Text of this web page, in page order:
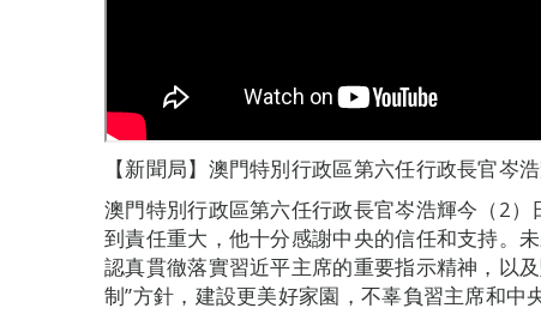
【新聞局】澳門特別行政區第六任行政長官岑
澳門特別行政區第六任行政長官岑浩輝今（2
到責任重大，他十分感謝中央的信任和支持。
認真貫徹落實習近平主席的重要指示精神，以
制”方針，建設更美好家園，不辜負習主席和中